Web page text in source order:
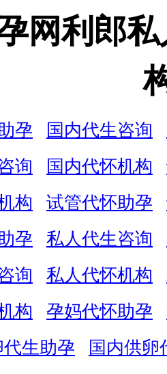
网利郎
孕 国内代生咨询
询
国内代怀机构
构
试管代怀助孕
孕
私人代生咨询
询
私人代怀机构
构
孕妈代怀助孕
代生助孕
国内供卵